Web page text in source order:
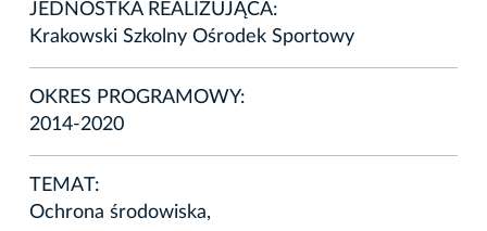
JEDNOSTKA REALIZUJĄCA:
Krakowski Szkolny Ośrodek Sportowy
OKRES PROGRAMOWY:
2014-2020
TEMAT:
Ochrona środowiska,